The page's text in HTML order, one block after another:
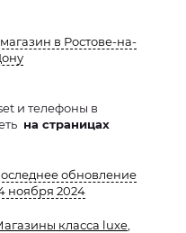
магазин в Ростове-на-
и телефоны в
на страницах
обновление
ноября 2024
класса luxe